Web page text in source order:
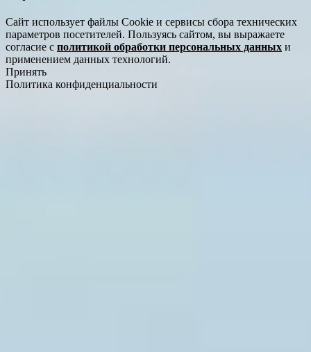
Сайт использует файлы Cookie и сервисы сбора технических
параметров посетителей. Пользуясь сайтом, вы выражаете
согласие с политикой обработки персональных данных и
применением данных технологий.
Принять
Политика конфиденциальности